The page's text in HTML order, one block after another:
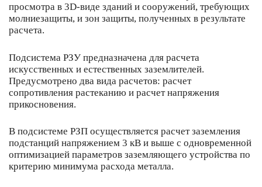
просмотра в 3D-виде зданий и сооружений, требующих
молниезащиты, и зон защиты, полученных в результате
расчета.
Подсистема РЗУ предназначена для расчета
искусственных и естественных заземлителей.
Предусмотрено два вида расчетов: расчет
сопротивления растеканию и расчет напряжения
прикосновения.
В подсистеме РЗП осуществляется расчет заземления
подстанций напряжением 3 кВ и выше с одновременной
оптимизацией параметров заземляющего устройства по
критерию минимума расхода металла.